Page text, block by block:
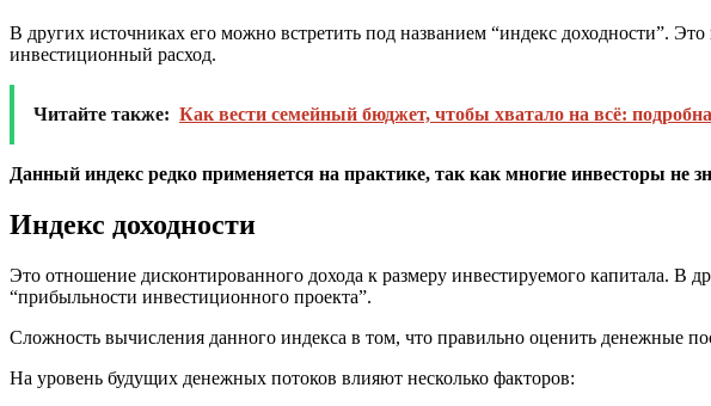
В других источниках его можно встретить под названием “индекс доходности”.
инвестиционный расход.
Читайте также: Как вести семейный бюджет, чтобы хватало на всё:
Данный индекс редко применяется на практике, так как многие инвесторы не
Индекс доходности
Это отношение дисконтированного дохода к размеру инвестируемого капитала. В
“прибыльности инвестиционного проекта”.
Сложность вычисления данного индекса в том, что правильно оценить денежные
На уровень будущих денежных потоков влияют несколько факторов: